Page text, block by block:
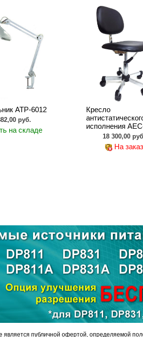
АТР-6012
руб.
на складе
Кресло
исполнения
18 300,00
На заказ
публичной офертой, определяемой